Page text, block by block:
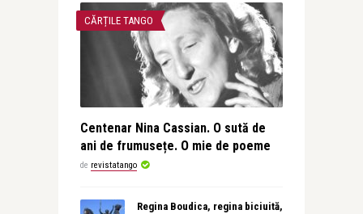
CĂRȚILE TANGO
Centenar Nina Cassian. O sută de
ani de frumusețe. O mie de poeme
de revistatango
Regina Boudica, regina biciuită,